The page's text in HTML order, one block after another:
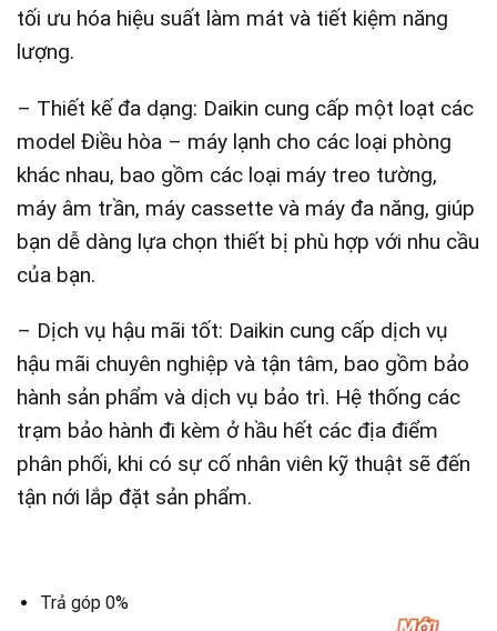
tối ưu hóa hiệu suất làm mát và tiết kiệm năng
lượng.
– Thiết kế đa dạng: Daikin cung cấp một loạt các
model Điều hòa – máy lạnh cho các loại phòng
khác nhau, bao gồm các loại máy treo tường,
máy âm trần, máy cassette và máy đa năng, giúp
bạn dễ dàng lựa chọn thiết bị phù hợp với nhu cầu
của bạn.
– Dịch vụ hậu mãi tốt: Daikin cung cấp dịch vụ
hậu mãi chuyên nghiệp và tận tâm, bao gồm bảo
hành sản phẩm và dịch vụ bảo trì. Hệ thống các
trạm bảo hành đi kèm ở hầu hết các địa điểm
phân phối, khi có sự cố nhân viên kỹ thuật sẽ đến
tận nới lắp đặt sản phẩm.
Trả góp 0%